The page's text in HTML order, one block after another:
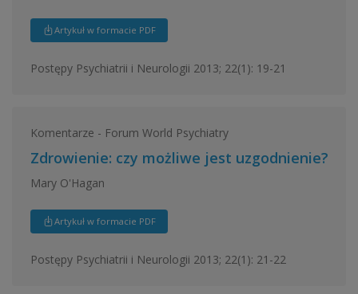
Artykuł w formacie PDF
Postępy Psychiatrii i Neurologii 2013; 22(1): 19-21
Komentarze - Forum World Psychiatry
Zdrowienie: czy możliwe jest uzgodnienie?
Mary O'Hagan
Artykuł w formacie PDF
Postępy Psychiatrii i Neurologii 2013; 22(1): 21-22